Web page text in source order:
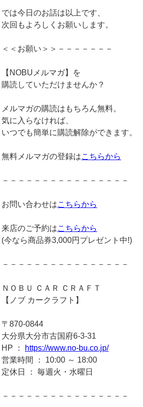
では今日のお話は以上です、
次回もよろしくお願いします。
＜＜お願い＞＞－－－－－－－
【NOBUメルマガ】を
購読していただけませんか？
メルマガの購読はもちろん無料。
気に入らなければ、
いつでも簡単に購読解除ができます。
無料メルマガの登録はこちらから
－－－－－－－－－－－－－－－－
お問い合わせはこちらから
来店のご予約はこちらから
(今なら商品券3,000円プレゼント中!)
－－－－－－－－－－－－－－－－
ＮＯＢＵ ＣＡＲ ＣＲＡＦＴ
【ノブ カークラフト】
〒870-0844
大分県大分市古国府6-3-31
HP ：
https://www.no-bu.co.jp/
営業時間 ： 10:00 ～ 18:00
定休日 ： 毎週火・水曜日
－－－－－－－－－－－－－－－－